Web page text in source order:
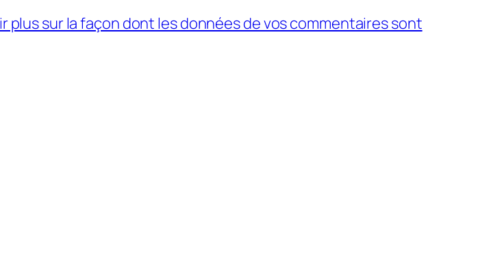
plus sur la façon dont les données de vos commentaires sont